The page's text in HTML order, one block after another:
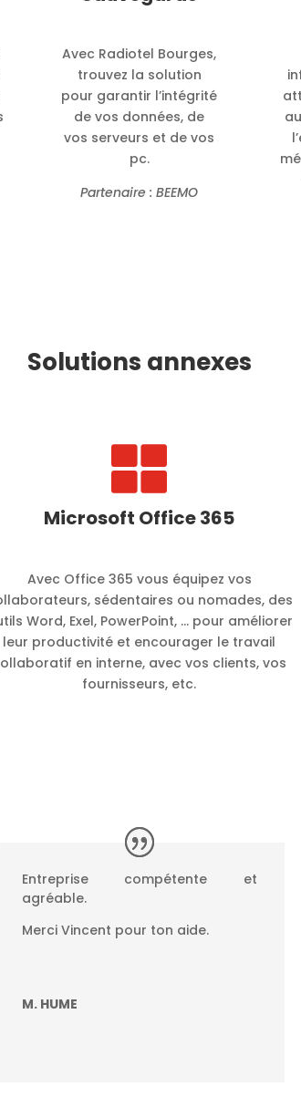
Avec Radiotel Bourges,
trouvez la solution
pour garantir l’intégrité
de vos données, de
vos serveurs et de vos
pc.
Partenaire : BEEMO
Solutions annexes

Microsoft Office 365
Avec Office 365 vous équipez vos
sédentaires ou nomades, des
Word, Exel, PowerPoint, … pour améliorer
leur productivité et encourager le travail
en interne, avec vos clients, vos
fournisseurs, etc.
Entreprise compétente et
agréable.
Merci Vincent pour ton aide.
M. HUME